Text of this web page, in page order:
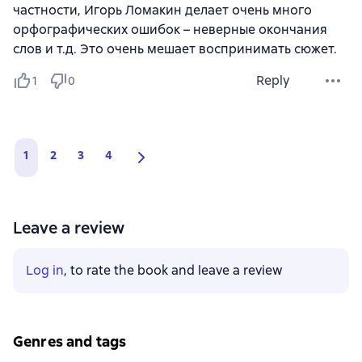
частности, Игорь Ломакин делает очень много
орфографических ошибок – неверные окончания
слов и т.д. Это очень мешает воспринимать сюжет.
1 0 Reply
1 2 3 4
Leave a review
Log in, to rate the book and leave a review
Genres and tags